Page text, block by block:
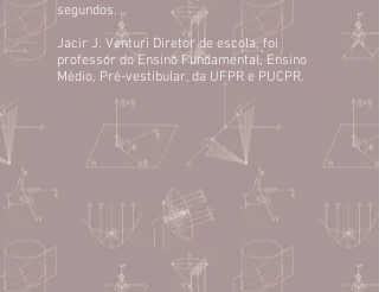
segundos.
Jacir J. Venturi Diretor de escola, foi
professor do Ensino Fundamental, Ensino
Médio, Pré-vestibular, da UFPR e PUCPR.